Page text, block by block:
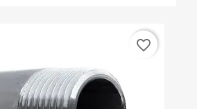
favorite_border